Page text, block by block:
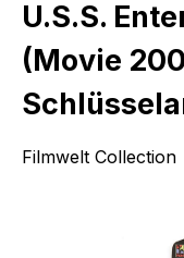
U.S.S.
(Movie
Filmwelt Collection